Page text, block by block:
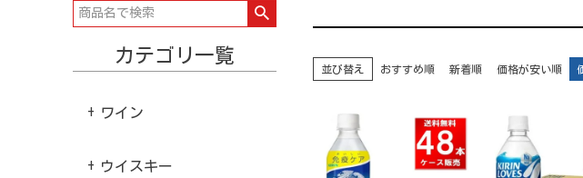
カテゴリ一覧
ワイン
ウイスキー
並び替え おすすめ順 新着順 価格が安い順